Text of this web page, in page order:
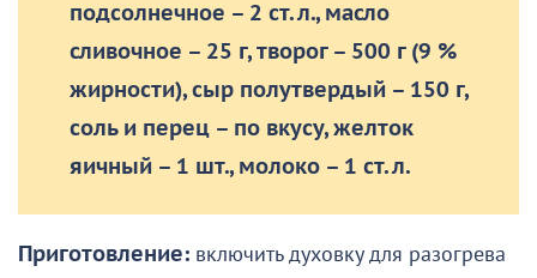
подсолнечное – 2 ст. л., масло
сливочное – 25 г, творог – 500 г (9 %
жирности), сыр полутвердый – 150 г,
соль и перец – по вкусу, желток
яичный – 1 шт., молоко – 1 ст. л.
Приготовление: включить духовку для разогрева